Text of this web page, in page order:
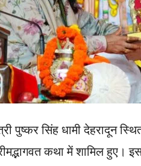
पुष्कर सिंह धामी देहरादून
कथा में शामिल